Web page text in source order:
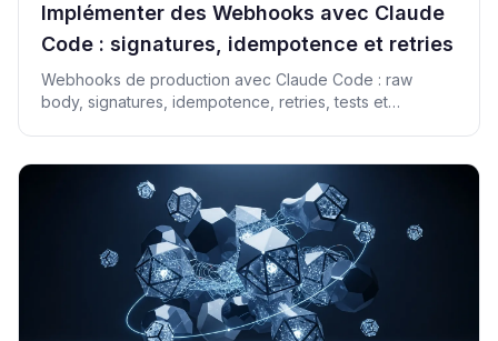
Implémenter des Webhooks avec Claude
Code : signatures, idempotence et retries
Webhooks de production avec Claude Code : raw
body, signatures, idempotence, retries, tests et